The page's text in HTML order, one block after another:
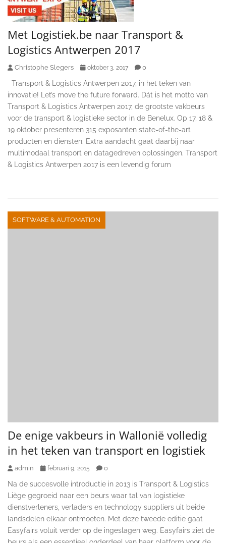
Met Logistiek.be naar Transport &
Logistics Antwerpen 2017
Christophe Slegers oktober 3, 2017 0
Transport & Logistics Antwerpen 2017, in het teken van
innovatie! Let’s move the future forward. Dát is het motto van
Transport & Logistics Antwerpen 2017, de grootste vakbeurs
voor de transport & logistieke sector in de Benelux. Op 17, 18 &
19 oktober presenteren 315 exposanten state-of-the-art
producten en diensten. Extra aandacht gaat daarbij naar
multimodaal transport en datagedreven oplossingen. Transport
& Logistics Antwerpen 2017 is een levendig forum
SOFTWARE & AUTOMATION
De enige vakbeurs in Wallonië volledig
in het teken van transport en logistiek
admin februari 9, 2015 0
Na de succesvolle introductie in 2013 is Transport & Logistics
Liège gegroeid naar een beurs waar tal van logistieke
dienstverleners, verladers en technology suppliers uit beide
landsdelen elkaar ontmoeten. Met deze tweede editie gaat
Easyfairs voluit verder op de ingeslagen weg. Easyfairs ziet de